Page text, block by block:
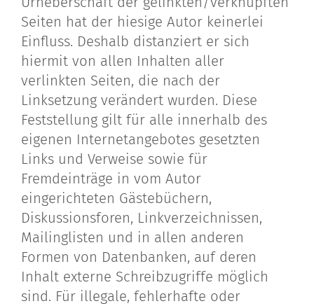
Seiten hat der hiesige Autor keinerlei
Einfluss. Deshalb distanziert er sich
hiermit von allen Inhalten aller
verlinkten Seiten, die nach der
Linksetzung verändert wurden. Diese
Feststellung gilt für alle innerhalb des
eigenen Internetangebotes gesetzten
Links und Verweise sowie für
Fremdeinträge in vom Autor
eingerichteten Gästebüchern,
Diskussionsforen, Linkverzeichnissen,
Mailinglisten und in allen anderen
Formen von Datenbanken, auf deren
Inhalt externe Schreibzugriffe möglich
sind. Für illegale, fehlerhafte oder